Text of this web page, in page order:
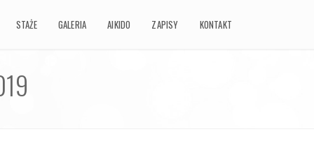
STAŻE GALERIA AIKIDO ZAPISY KONTAKT
STAŻE GALERIA AIKIDO ZAPISY KONTAKT